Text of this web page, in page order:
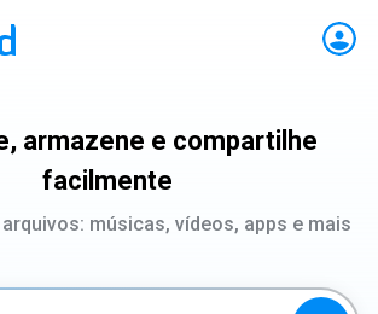
armazene e compartilhe
facilmente
músicas, vídeos, apps e mais